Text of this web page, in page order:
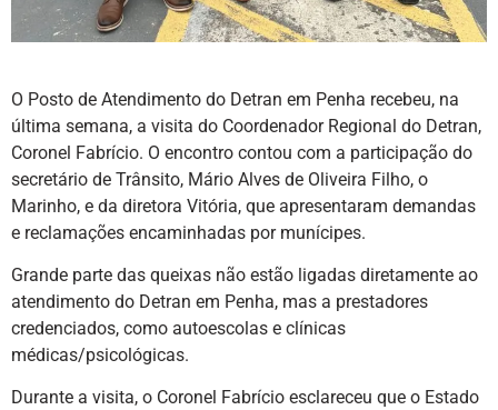
O Posto de Atendimento do Detran em Penha recebeu, na
última semana, a visita do Coordenador Regional do Detran,
Coronel Fabrício. O encontro contou com a participação do
secretário de Trânsito, Mário Alves de Oliveira Filho, o
Marinho, e da diretora Vitória, que apresentaram demandas
e reclamações encaminhadas por munícipes.
Grande parte das queixas não estão ligadas diretamente ao
atendimento do Detran em Penha, mas a prestadores
credenciados, como autoescolas e clínicas
médicas/psicológicas.
Durante a visita, o Coronel Fabrício esclareceu que o Estado